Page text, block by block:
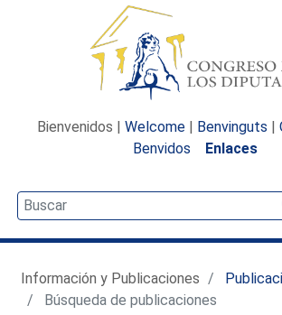
Bienvenidos | Welcome | Benvinguts |
Benvidos
Enlaces
Información y Publicaciones
Búsqueda de publicaciones